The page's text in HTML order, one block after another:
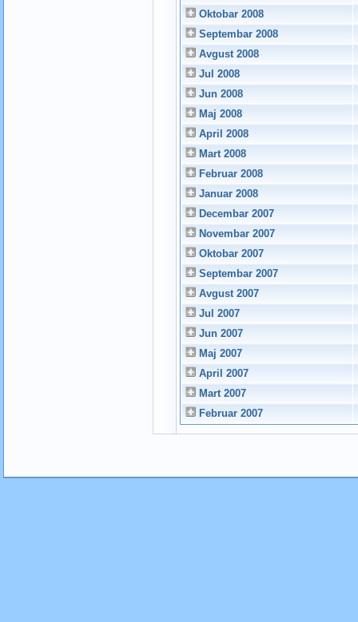
Oktobar 2008
Septembar 2008
Avgust 2008
Jul 2008
Jun 2008
Maj 2008
April 2008
Mart 2008
Februar 2008
Januar 2008
Decembar 2007
Novembar 2007
Oktobar 2007
Septembar 2007
Avgust 2007
Jul 2007
Jun 2007
Maj 2007
April 2007
Mart 2007
Februar 2007